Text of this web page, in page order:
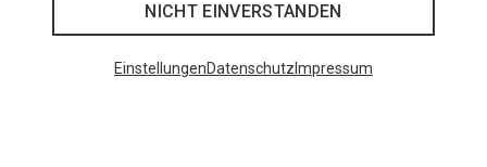
NICHT EINVERSTANDEN
EinstellungenDatenschutz Impressum